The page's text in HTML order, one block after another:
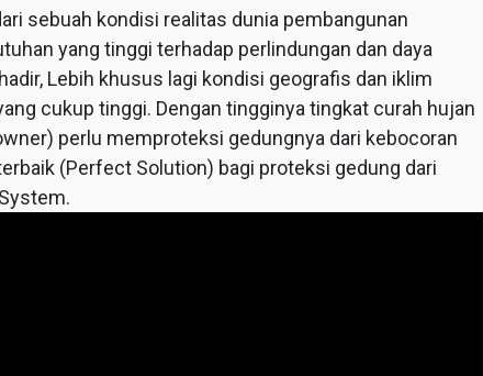
sebuah kondisi realitas dunia pembangunan
yang tinggi terhadap perlindungan dan daya
Lebih khusus lagi kondisi geografis dan iklim
cukup tinggi. Dengan tingginya tingkat curah hujan
perlu memproteksi gedungnya dari kebocoran
(Perfect Solution) bagi proteksi gedung dari